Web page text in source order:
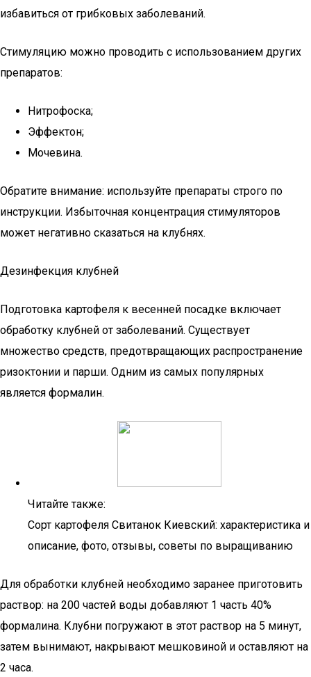
избавиться от грибковых заболеваний.
Стимуляцию можно проводить с использованием других
препаратов:
Нитрофоска;
Эффектон;
Мочевина.
Обратите внимание: используйте препараты строго по
инструкции. Избыточная концентрация стимуляторов
может негативно сказаться на клубнях.
Дезинфекция клубней
Подготовка картофеля к весенней посадке включает
обработку клубней от заболеваний. Существует
множество средств, предотвращающих распространение
ризоктонии и парши. Одним из самых популярных
является формалин.
Читайте также:
Сорт картофеля Свитанок Киевский: характеристика и
описание, фото, отзывы, советы по выращиванию
Для обработки клубней необходимо заранее приготовить
раствор: на 200 частей воды добавляют 1 часть 40%
формалина. Клубни погружают в этот раствор на 5 минут,
затем вынимают, накрывают мешковиной и оставляют на
2 часа.